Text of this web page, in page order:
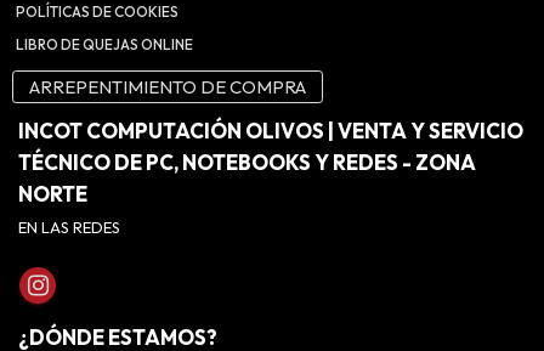
POLÍTICAS DE COOKIES
LIBRO DE QUEJAS ONLINE
ARREPENTIMIENTO DE COMPRA
INCOT COMPUTACIÓN OLIVOS | VENTA Y SERVICIO
TÉCNICO DE PC, NOTEBOOKS Y REDES - ZONA
NORTE
EN LAS REDES
¿DÓNDE ESTAMOS?